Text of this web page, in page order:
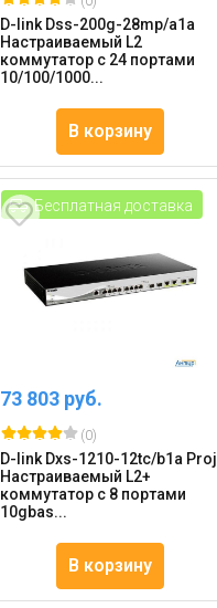
D-link Dss-200g-28mp/a1a
Настраиваемый L2
коммутатор с 24 портами
10/100/1000...
В корзину
Бесплатная доставка
73 803 руб.
(0)
D-link Dxs-1210-12tc/b1a Proj
Настраиваемый L2+
коммутатор с 8 портами
10gbas...
В корзину